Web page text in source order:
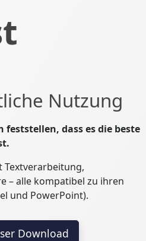
Nutzung
feststellen, dass es die beste
Textverarbeitung,
– alle kompatibel zu ihren
und PowerPoint).
Download